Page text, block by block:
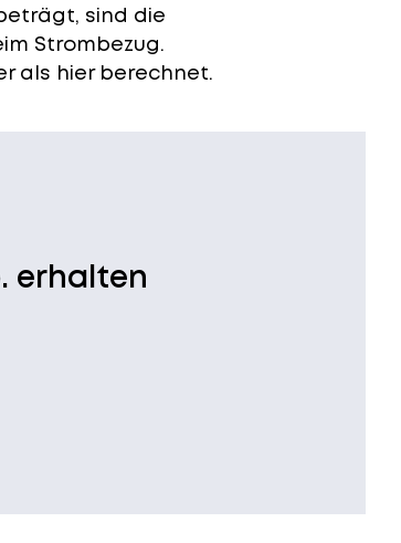
sind die
Strombezug.
als hier berechnet.
erhalten